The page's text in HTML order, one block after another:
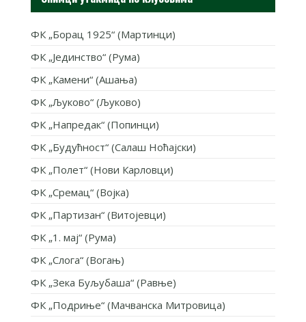
ФК „Борац 1925“ (Мартинци)
ФК „Јединство“ (Рума)
ФК „Камени“ (Ашања)
ФК „Љуково“ (Љуково)
ФК „Напредак“ (Попинци)
ФК „Будућност“ (Салаш Ноћајски)
ФК „Полет“ (Нови Карловци)
ФК „Сремац“ (Војка)
ФК „Партизан“ (Витојевци)
ФК „1. мај“ (Рума)
ФК „Слога“ (Вогањ)
ФК „Зека Буљубаша“ (Равње)
ФК „Подриње“ (Мачванска Митровица)